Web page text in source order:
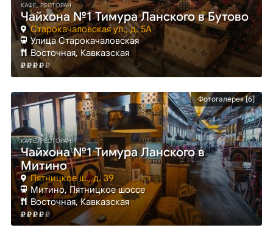
КАФЕ, РЕСТОРАН
Чайхона №1 Тимура Ланского в Бутово
Старокачаловская ул., д. 5А
Улица Старокачаловская
Восточная, Кавказская
Фотогалерея [6]
КАФЕ, РЕСТОРАН
Чайхона №1 Тимура Ланского в
Митино
Пятницкое ш., д. 39
Митино, Пятницкое шоссе
Восточная, Кавказская